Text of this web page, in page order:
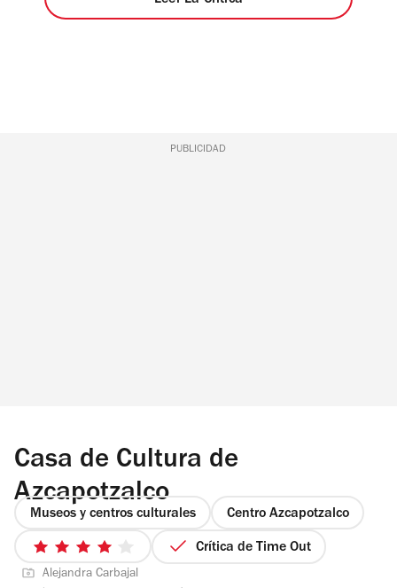
PUBLICIDAD
Casa de Cultura de
Azcapotzalco
Museos y centros culturales Centro Azcapotzalco
4
de
Crítica de Time Out
Alejandra Carbajal